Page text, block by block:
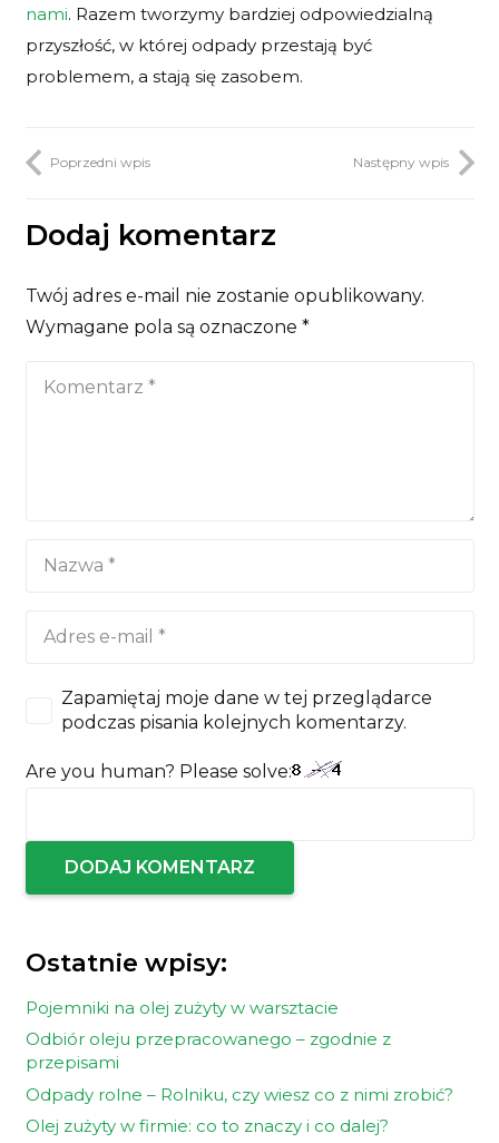
nami. Razem tworzymy bardziej odpowiedzialną
przyszłość, w której odpady przestają być
problemem, a stają się zasobem.
Poprzedni wpis Następny wpis
Dodaj komentarz
Twój adres e-mail nie zostanie opublikowany.
Wymagane pola są oznaczone *
Zapamiętaj moje dane w tej przeglądarce
podczas pisania kolejnych komentarzy.
Are you human? Please solve:
DODAJ KOMENTARZ
Ostatnie wpisy:
Pojemniki na olej zużyty w warsztacie
Odbiór oleju przepracowanego – zgodnie z
przepisami
Odpady rolne – Rolniku, czy wiesz co z nimi zrobić?
Olej zużyty w firmie: co to znaczy i co dalej?